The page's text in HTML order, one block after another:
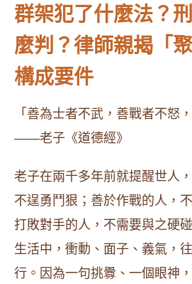
群架犯了什麼法？
麼判？律師親揭「聚
構成要件
「善為士者不武，善戰者不怒
——老子《道德經》
老子在兩千多年前就提醒世人
不逞勇鬥狠；善於作戰的人，
打敗對手的人，不需要與之硬
生活中，衝動、面子、義氣，
行。因為一句挑釁、一個眼神